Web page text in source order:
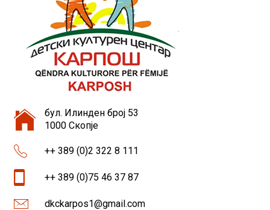
бул. Илинден број 53
1000 Скопје
++ 389 (0)2 322 8 111
++ 389 (0)75 46 37 87
dkckarpos1@gmail.com